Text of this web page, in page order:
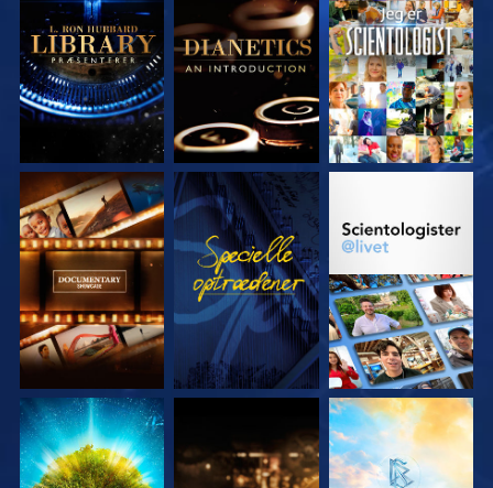
UDFORSK SERIEN UDFORSK SERIEN SE
UDFORSK SERIEN SE UDFORSK SERIEN
UDFORSK SERIEN UDFORSK SERIEN UDFORSK SERIEN